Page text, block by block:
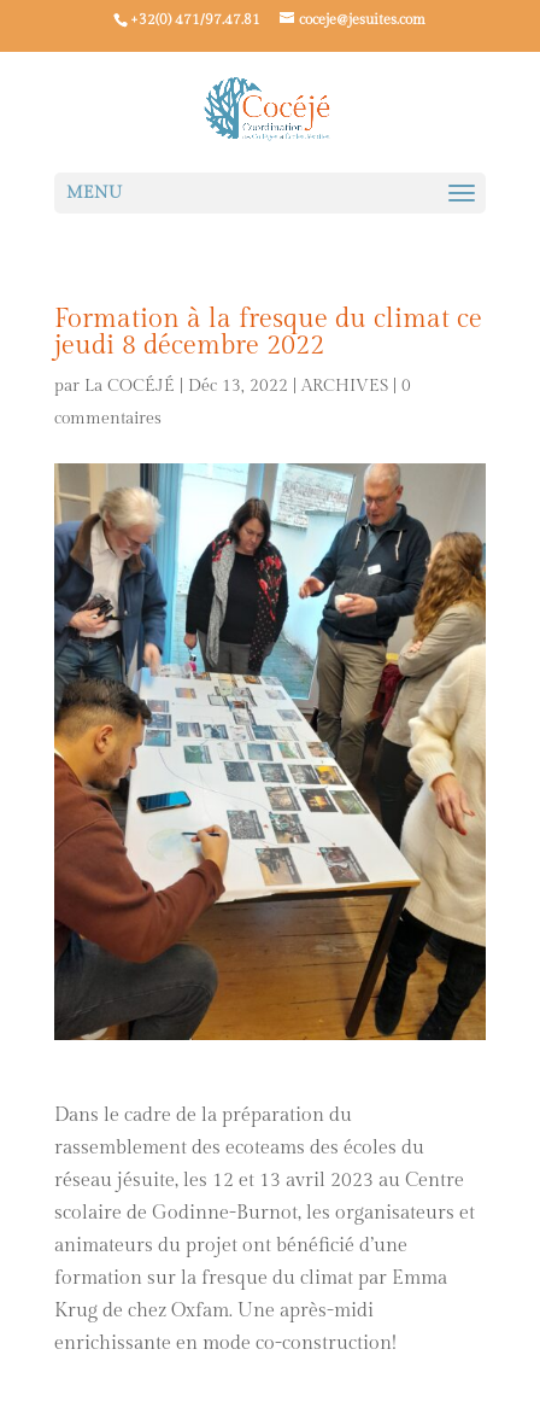
+32(0) 471/97.47.81 coceje@jesuites.com
Formation à la fresque du climat ce
jeudi 8 décembre 2022
par La COCÉJÉ Déc 13, 2022 ARCHIVES| 0
commentaires
Dans le cadre de la préparation du
rassemblement des ecoteams des écoles du
réseau jésuite, les 12 et 13 avril 2023 au Centre
scolaire de Godinne-Burnot, les organisateurs et
animateurs du projet ont bénéficié d’une
formation sur la fresque du climat par Emma
Krug de chez Oxfam. Une après-midi
enrichissante en mode co-construction!